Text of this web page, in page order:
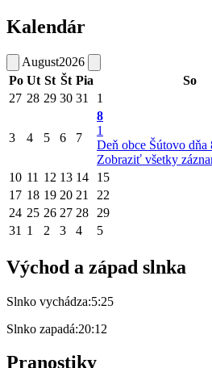
Kalendár
August2026
Po Ut St Št Pia So
27 28 29 30 31 1
3 4 5 6 7
8
1
Deň obce Šútovo dňa
Zobraziť všetky
10 11 12 13 14 15
17 18 19 20 21 22
24 25 26 27 28 29
31 1 2 3 4 5
Východ a západ slnka
Slnko vychádza:5:25
Slnko zapadá:20:12
Pranostiky